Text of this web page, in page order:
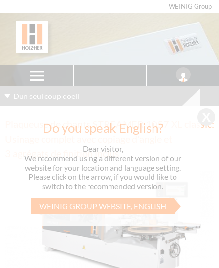
WEINIG Group
Do you speak English?
Dear visitor,
We recommend using a different version of our
website for your location and language setting.
Please click on the arrow, if you would like to
switch to the recommended version.
WEINIG GROUP WEBSITE, ENGLISH
Dun seul coup doeil
Plaqueuse de chants STREAMER 1057 XL classic:
Usinage complet avec copiage d'angle et
3 agrégats de finition inclus